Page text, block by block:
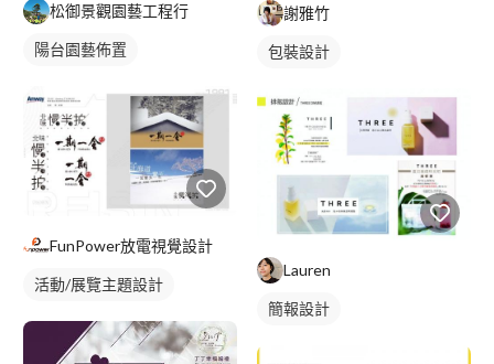
松御景觀園藝工程行
陽台園藝佈置
FunPower放電視覺設計
活動/展覽主題設計
謝雅竹
包裝設計
Lauren
簡報設計